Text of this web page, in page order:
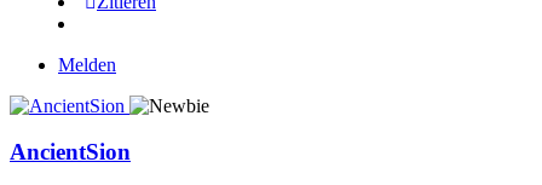
Melden
AncientSion